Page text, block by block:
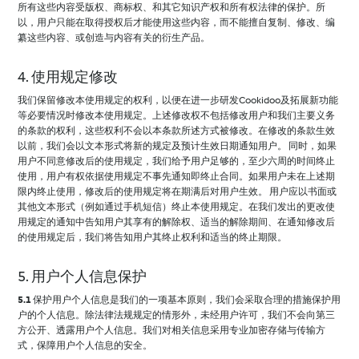
所有这些内容受版权、商标权、和其它知识产权和所有权法律的保护。所
以，用户只能在取得授权后才能使用这些内容，而不能擅自复制、修改、编
纂这些内容、或创造与内容有关的衍生产品。
4. 使用规定修改
我们保留修改本使用规定的权利，以便在进一步研发Cookidoo及拓展新功能
等必要情况时修改本使用规定。上述修改权不包括修改用户和我们主要义务
的条款的权利，这些权利不会以本条款所述方式被修改。在修改的条款生效
以前，我们会以文本形式将新的规定及预计生效日期通知用户。 同时，如果
用户不同意修改后的使用规定，我们给予用户足够的，至少六周的时间终止
使用，用户有权依据使用规定不事先通知即终止合同。如果用户未在上述期
限内终止使用，修改后的使用规定将在期满后对用户生效。 用户应以书面或
其他文本形式（例如通过手机短信）终止本使用规定。在我们发出的更改使
用规定的通知中告知用户其享有的解除权、适当的解除期间、在通知修改后
的使用规定后，我们将告知用户其终止权利和适当的终止期限。
5. 用户个人信息保护
5.1保护用户个人信息是我们的一项基本原则，我们会采取合理的措施保护用
户的个人信息。除法律法规规定的情形外，未经用户许可，我们不会向第三
方公开、透露用户个人信息。我们对相关信息采用专业加密存储与传输方
式，保障用户个人信息的安全。